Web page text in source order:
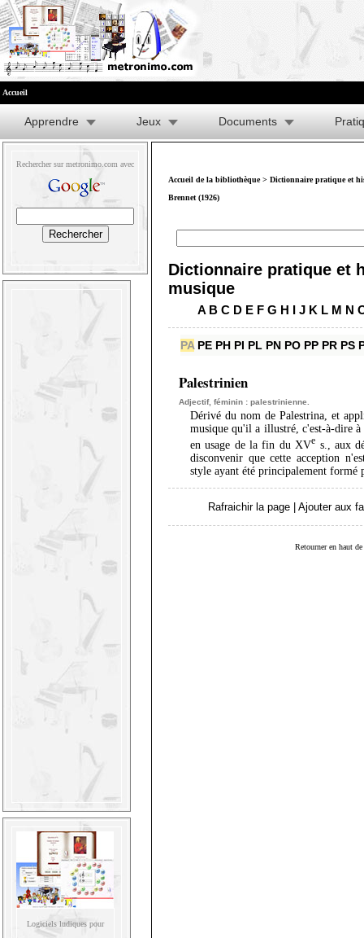
Accueil
Apprendre Jeux Documents
Rechercher sur metronimo.com avec
Logiciels ludiques pour
Accueil de la bibliothèque> Dictionnaire pratique et
Brennet (1926)
Dictionnaire pratique et
musique
A B C D E F G H I J K L M N
PA PE PH PI PL PN PO PP PR PS
Palestrinien
Adjectif, féminin : palestrinienne.
Dérivé du nom de Palestrina, et
musique qu'il a illustré, c'est-à-dire
en usage de la fin du XVe s., aux
disconvenir que cette acception
style ayant été principalement formé
Rafraichir la page Ajouter aux
Retourner en haut de